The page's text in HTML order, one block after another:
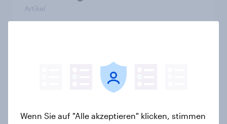
Artikel
«Nachhaltigkeitsinitiative» und die
Änderung des Zivildienstgesetzes?
Wenn Sie auf "Alle akzeptieren" klicken, stimmen